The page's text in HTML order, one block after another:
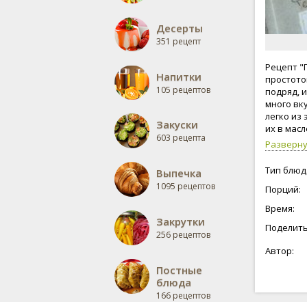
Десерты
351 рецепт
Напитки
105 рецептов
Закуски
603 рецепта
Выпечка
1095 рецептов
Закрутки
256 рецептов
Постные
блюда
166 рецептов
Рецепт
подряд,
много
легко из
их в
самое
сыром
Тип
Порций:
Время:
Автор: